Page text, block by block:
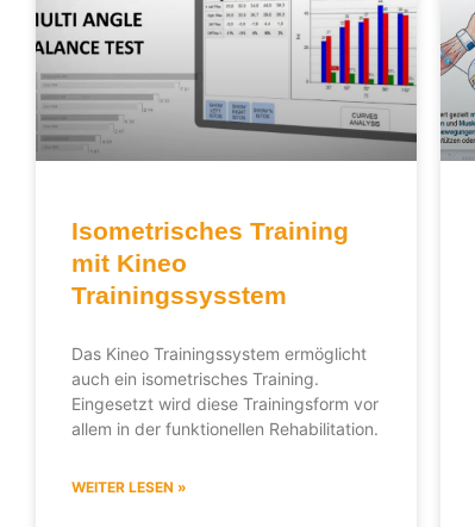
Isometrisches Training
mit Kineo
Trainingssysstem
Das Kineo Trainingssystem ermöglicht
auch ein isometrisches Training.
Eingesetzt wird diese Trainingsform vor
allem in der funktionellen Rehabilitation.
WEITER LESEN »